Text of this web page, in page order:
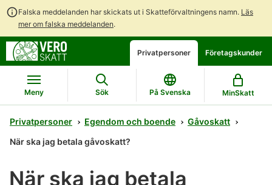
Falska meddelanden har skickats ut i Skatteförvaltningens namn. Läs
mer om falska meddelanden.
Gå
direkt
till
innehållet
Gå
till
hela
webbplatsens
sökning
Öppna
en
chattbot-
diskussion
Privatpersoner Företagskunder
Meny Sök På Svenska MinSkatt
Privatpersoner Egendom och boende
Gåvoskatt
När ska jag betala gåvoskatt?
När ska jag betala